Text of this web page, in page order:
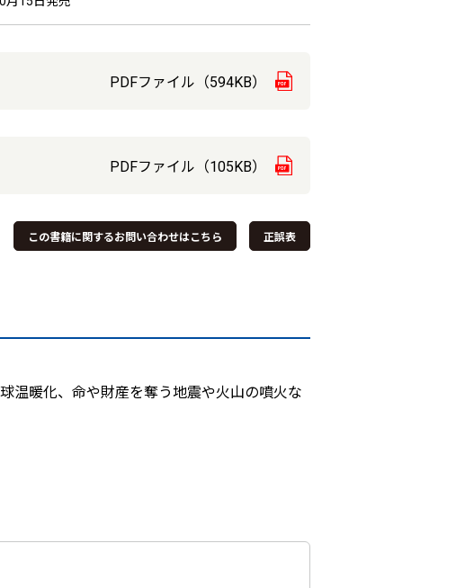
PDFファイル（594KB）
PDFファイル（105KB）
この書籍に関するお問い合わせはこちら 正誤表
温暖化、命や財産を奪う地震や火山の噴火な